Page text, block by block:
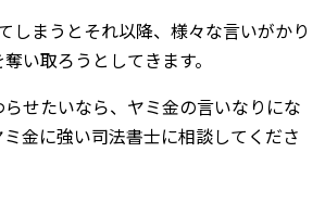
しまうとそれ以降、様々な言いがかり
い取ろうとしてきます。
せたいなら、ヤミ金の言いなりにな
金に強い司法書士に相談してくださ